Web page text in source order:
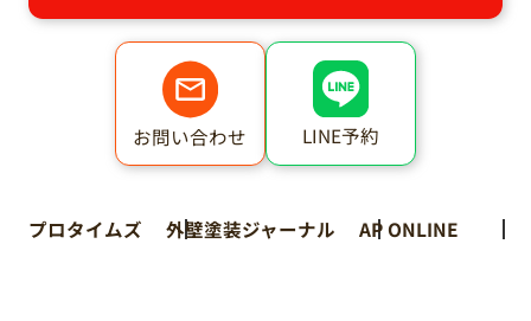
お問い合わせ LINE予約
プロタイムズ 外壁塗装ジャーナル AP ONLINE